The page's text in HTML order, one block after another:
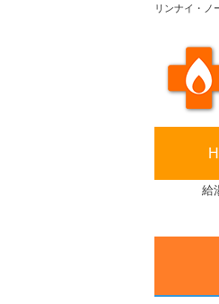
リンナイ・ノ
給